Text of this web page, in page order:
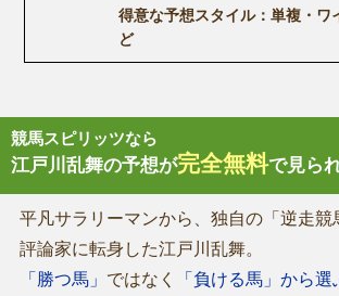
得意な予想スタイル：単複・ワ
ど
競馬スピリッツなら
江戸川乱舞の予想が完全無料で見ら
平凡サラリーマンから、独自の「逆走競
評論家に転身した江戸川乱舞。
「勝つ馬」 ではなく 「負ける馬」から選